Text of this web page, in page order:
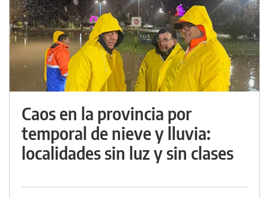
Caos en la provincia por
temporal de nieve y lluvia:
localidades sin luz y sin clases